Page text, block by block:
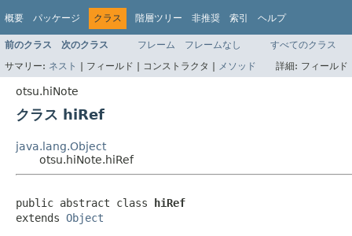
概要 パッケージ クラス 階層ツリー 非推奨 索引 ヘルプ
前のクラス 次のクラス フレーム フレームなし
すべてのクラス
サマリー: ネスト | フィールド | コンストラクタ | メソッド 詳細: フィール
otsu.hiNote
クラス hiRef
java.lang.Object
otsu.hiNote.hiRef
public abstract class hiRef
extends Object